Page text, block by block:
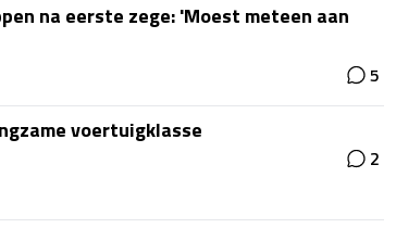
na eerste zege: 'Moest meteen aan
5
voertuigklasse
2